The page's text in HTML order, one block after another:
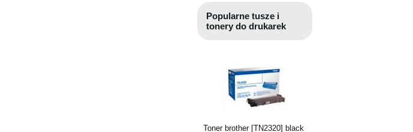
Popularne tusze i
tonery do drukarek
Toner brother [TN2320] black